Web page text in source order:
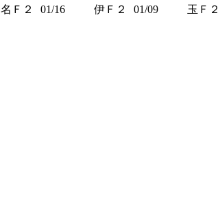
名Ｆ２ 01/16 伊Ｆ２ 01/09 玉Ｆ２